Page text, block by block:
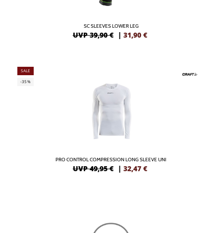
SC SLEEVES LOWER LEG
UVP 39,90 € | 31,90 €
SALE
-35%
PRO CONTROL COMPRESSION LONG SLEEVE UNI
UVP 49,95 € | 32,47 €